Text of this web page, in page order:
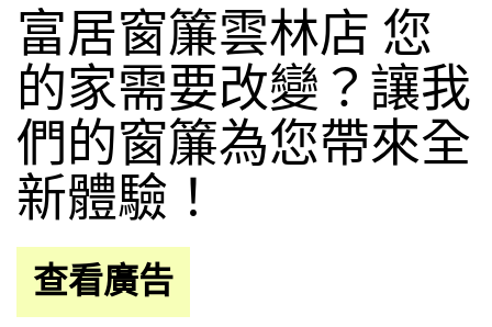
富居窗簾雲林店 您
的家需要改變？讓我
們的窗簾為您帶來全
新體驗！
查看廣告